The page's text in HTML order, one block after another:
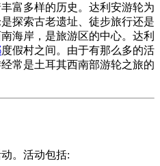
富多样的历史。达利安游轮为
探索古老遗址、徒步旅行还是
海岸，是旅游区的中心。达利
度假村之间。由于有那么多的活
常是土耳其西南部游轮之旅的
。活动包括: